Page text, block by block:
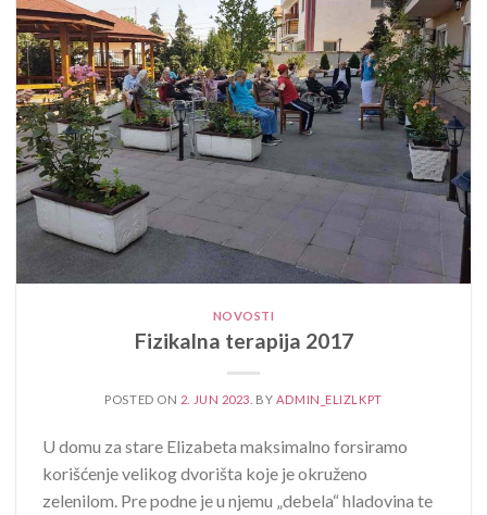
NOVOSTI
Fizikalna terapija 2017
POSTED ON 2. JUN 2023. BY ADMIN_ELIZLKPT
U domu za stare Elizabeta maksimalno forsiramo
korišćenje velikog dvorišta koje je okruženo
zelenilom. Pre podne je u njemu „debela“ hladovina te